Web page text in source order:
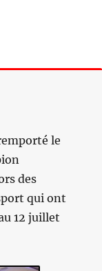
le
des
qui ont
12 juillet